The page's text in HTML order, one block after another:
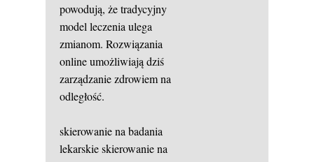
powodują, że tradycyjny
model leczenia ulega
zmianom. Rozwiązania
online umożliwiają dziś
zarządzanie zdrowiem na
odległość.
skierowanie na badania
lekarskie skierowanie na